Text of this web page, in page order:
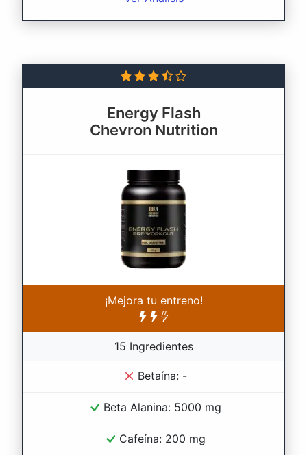
Energy Flash
Chevron Nutrition
¡Mejora tu entreno!
15 Ingredientes
Betaína: -
Beta Alanina: 5000 mg
Cafeína: 200 mg